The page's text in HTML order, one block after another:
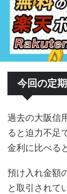
今回の定
過去の大阪信
ると迫力不足
金利に比べる
預け入れ金額
と取引されて